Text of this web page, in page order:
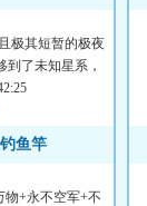
极其短暂的极夜
了未知星系，
鱼竿
物+永不空军+不